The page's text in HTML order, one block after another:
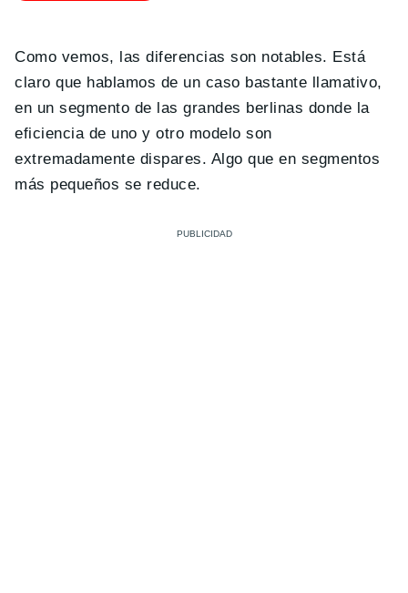
Como vemos, las diferencias son notables. Está
claro que hablamos de un caso bastante llamativo,
en un segmento de las grandes berlinas donde la
eficiencia de uno y otro modelo son
extremadamente dispares. Algo que en segmentos
más pequeños se reduce.